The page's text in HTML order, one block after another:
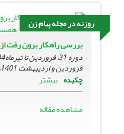
روزنه در مجله پیام زن
بررسی راهکار برون رفت
فروردین و اردیبهشت 1401، صفحه
چکیده بیشتر
مشاهده مقاله